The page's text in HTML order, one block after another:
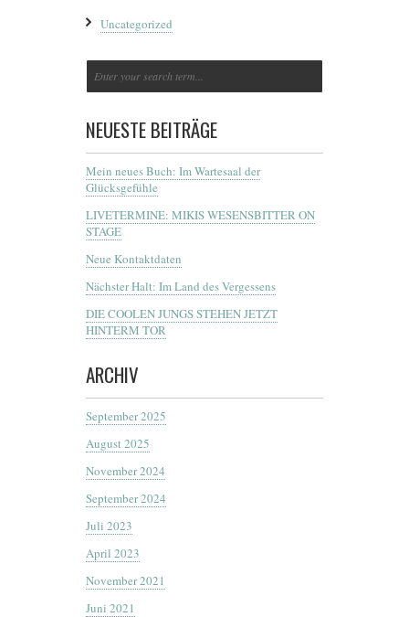
Uncategorized
NEUESTE BEITRÄGE
Mein neues Buch: Im Wartesaal der
Glücksgefühle
LIVETERMINE: MIKIS WESENSBITTER ON
STAGE
Neue Kontaktdaten
Nächster Halt: Im Land des Vergessens
DIE COOLEN JUNGS STEHEN JETZT
HINTERM TOR
ARCHIV
September 2025
August 2025
November 2024
September 2024
Juli 2023
April 2023
November 2021
Juni 2021